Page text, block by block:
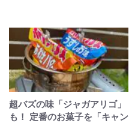
超バズの味「ジャガアリゴ」
も！ 定番のお菓子を「キャン